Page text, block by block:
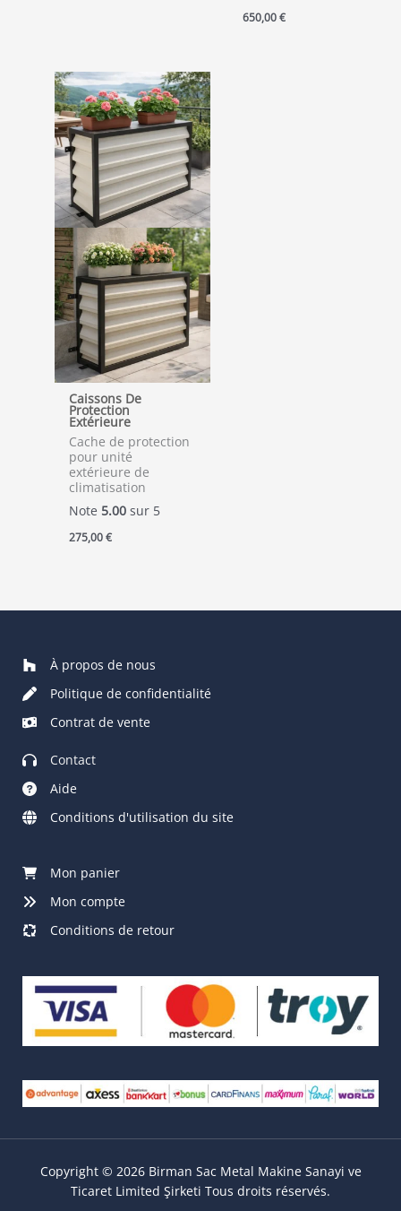
650,00€
Caissons De
Protection
Extérieure
Cache de protection
pour unité
extérieure de
climatisation
Note 5.00 sur 5
275,00€
À propos de nous
Politique de confidentialité
Contrat de vente
Contact
Aide
Conditions d'utilisation du site
Mon panier
Mon compte
Conditions de retour
Copyright © 2026 Birman Sac Metal Makine Sanayi ve
Ticaret Limited Şirketi Tous droits réservés.